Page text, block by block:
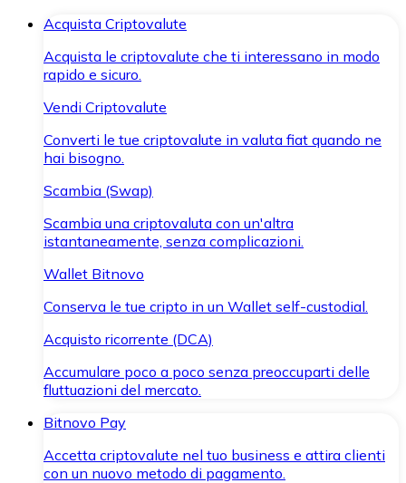
Acquista Criptovalute
Acquista le criptovalute che ti interessano in modo
rapido e sicuro.
Vendi Criptovalute
Converti le tue criptovalute in valuta fiat quando ne
hai bisogno.
Scambia (Swap)
Scambia una criptovaluta con un'altra
istantaneamente, senza complicazioni.
Wallet Bitnovo
Conserva le tue cripto in un Wallet self-custodial.
Acquisto ricorrente (DCA)
Accumulare poco a poco senza preoccuparti delle
fluttuazioni del mercato.
Bitnovo Pay
Accetta criptovalute nel tuo business e attira clienti
con un nuovo metodo di pagamento.